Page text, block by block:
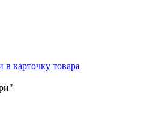
в карточку товара